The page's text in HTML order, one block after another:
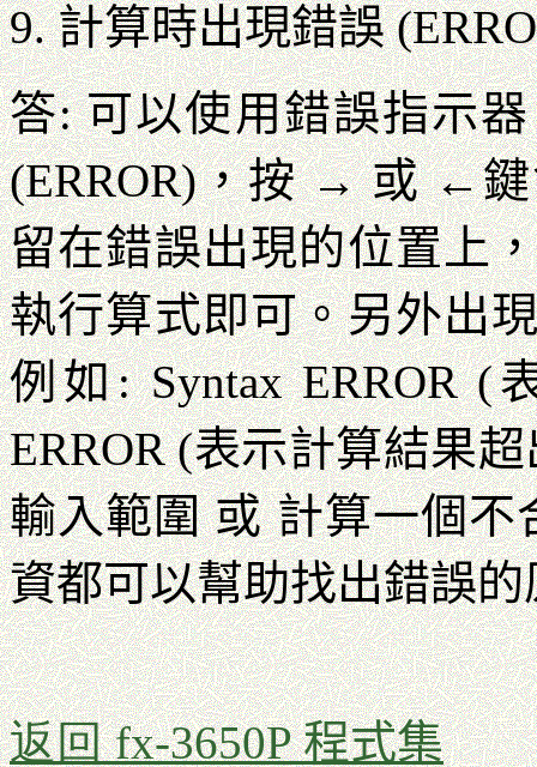
9. 計算時出現錯誤
答: 可以使用錯誤指示
(ERROR)，按 → 或 ←
留在錯誤出現的位置上
執行算式即可。另外出
例如: Syntax ERROR
ERROR (表示計算結果
輸入範圍 或 計算一個
資都可以幫助找出錯誤的
返回fx-3650P 程式集